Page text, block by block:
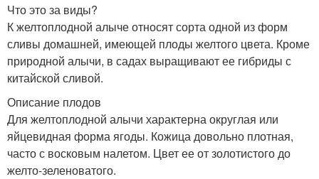
Что это за виды?
К желтоплодной алыче относят сорта одной из форм
сливы домашней, имеющей плоды желтого цвета. Кроме
природной алычи, в садах выращивают ее гибриды с
китайской сливой.
Описание плодов
Для желтоплодной алычи характерна округлая или
яйцевидная форма ягоды. Кожица довольно плотная,
часто с восковым налетом. Цвет ее от золотистого до
желто-зеленоватого.